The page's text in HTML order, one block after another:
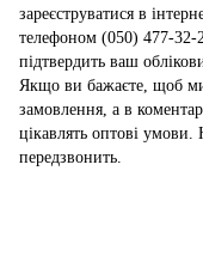
зареєструватися в
телефоном (050) 477-
підтвердить ваш
Якщо ви бажаєте, щоб ми
замовлення, а в
цікавлять оптові
передзвонить.